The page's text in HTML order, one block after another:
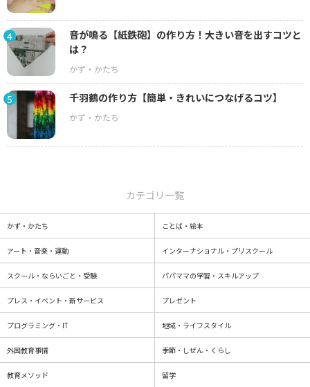
4
音が鳴る【紙鉄砲】の作り方！大きい音を出すコツと
は？
5 千羽鶴の作り方【簡単・きれいにつなげるコツ】
カテゴリ一覧
かず・かたち ことば・絵本
アート・音楽・運動 インターナショナル・プリスクール
スクール・ならいごと・受験 パパママの学習・スキルアップ
プレス・イベント・新サービス プレゼント
プログラミング・IT 地域・ライフスタイル
外国教育事情 季節・しぜん・くらし
教育メソッド 留学